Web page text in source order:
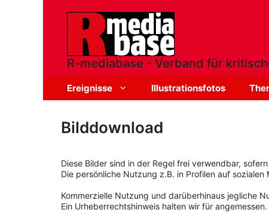
R-mediabase - Verband für
Ereignisse Illustrationsfotos
Bilddownload
Diese Bilder sind in der Regel frei verwendbar,
Die persönliche Nutzung z.B. in Profilen auf sozialen
Kommerzielle Nutzung und darüberhinaus jegliche
Ein Urheberrechtshinweis halten wir für angemessen.